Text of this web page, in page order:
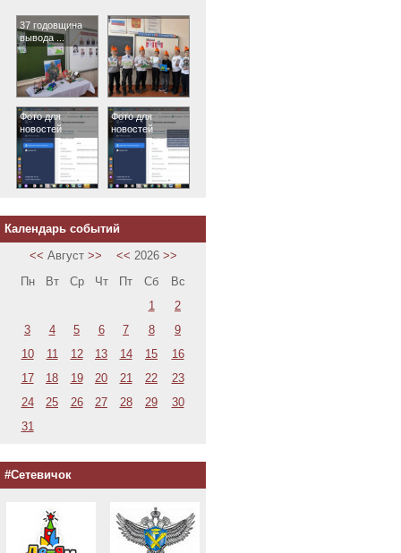
37 годовщина
вывода ...
Фото для
новостей
Фото для
новостей
Календарь событий
<< Август >> << 2026 >>
Пн
Вт Ср Чт Пт Сб
Вс
1
2
3
4 5 6 7 8
9
10
11 12 13 14 15
16
17
18 19 20 21 22
23
24
25 26 27 28 29
30
31
#Сетевичок